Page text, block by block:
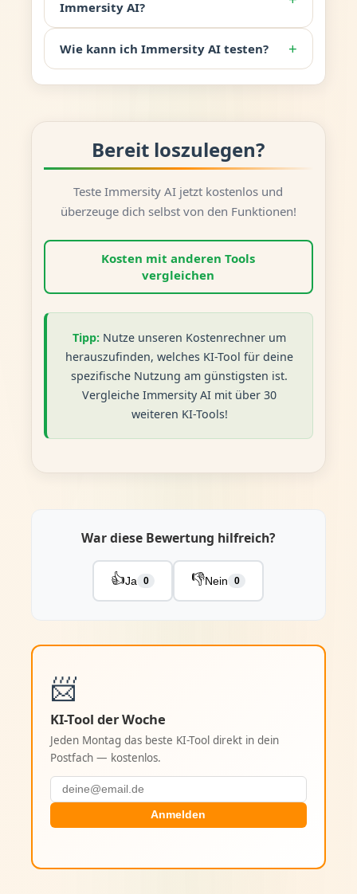
Immersity AI?
Wie kann ich Immersity AI testen? +
Bereit loszulegen?
Teste Immersity AI jetzt kostenlos und
überzeuge dich selbst von den Funktionen!
Kosten mit anderen Tools
vergleichen
Tipp: Nutze unseren Kostenrechner um
herauszufinden, welches KI-Tool für deine
spezifische Nutzung am günstigsten ist.
Vergleiche Immersity AI mit über 30
weiteren KI-Tools!
War diese Bewertung hilfreich?
👍Ja 0 👎Nein 0
📨
KI-Tool der Woche
Jeden Montag das beste KI-Tool direkt in dein
Postfach — kostenlos.
Anmelden